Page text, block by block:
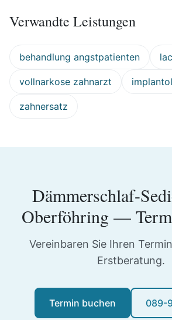
Verwandte Leistungen
behandlung angstpatienten
vollnarkose zahnarzt
zahnersatz
Dämmerschlaf-
Oberföhring —
Vereinbaren Sie Ihren
Erstberatung.
Termin buchen 089-